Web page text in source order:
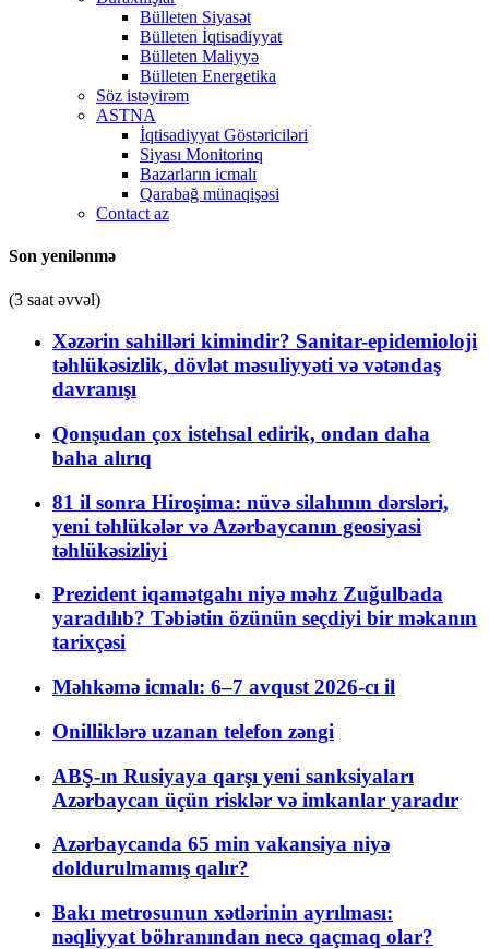
Bülleten Siyasət
Bülleten İqtisadiyyat
Bülleten Maliyyə
Bülleten Energetika
Söz istəyirəm
ASTNA
İqtisadiyyat Göstəriciləri
Siyası Monitorinq
Bazarların icmalı
Qarabağ münaqişəsi
Contact az
Son yenilənmə
(3 saat əvvəl)
Xəzərin sahilləri kimindir? Sanitar-epidemioloji
təhlükəsizlik, dövlət məsuliyyəti və vətəndaş
davranışı
Qonşudan çox istehsal edirik, ondan daha
baha alırıq
81 il sonra Hiroşima: nüvə silahının dərsləri,
yeni təhlükələr və Azərbaycanın geosiyasi
təhlükəsizliyi
Prezident iqamətgahı niyə məhz Zuğulbada
yaradılıb? Təbiətin özünün seçdiyi bir məkanın
tarixçəsi
Məhkəmə icmalı: 6–7 avqust 2026-cı il
Onilliklərə uzanan telefon zəngi
ABŞ-ın Rusiyaya qarşı yeni sanksiyaları
Azərbaycan üçün risklər və imkanlar yaradır
Azərbaycanda 65 min vakansiya niyə
doldurulmamış qalır?
Bakı metrosunun xətlərinin ayrılması:
nəqliyyat böhranından necə qaçmaq olar?